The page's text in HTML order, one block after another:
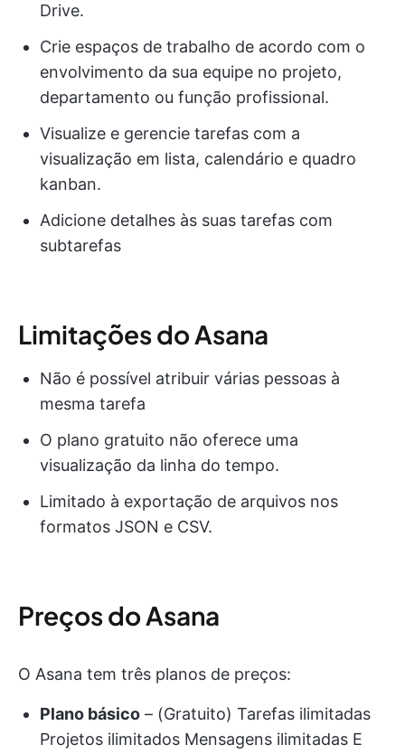
Drive.
Crie espaços de trabalho de acordo com o
envolvimento da sua equipe no projeto,
departamento ou função profissional.
Visualize e gerencie tarefas com a
visualização em lista, calendário e quadro
kanban.
Adicione detalhes às suas tarefas com
subtarefas
Limitações do Asana
Não é possível atribuir várias pessoas à
mesma tarefa
O plano gratuito não oferece uma
visualização da linha do tempo.
Limitado à exportação de arquivos nos
formatos JSON e CSV.
Preços do Asana
O Asana tem três planos de preços:
Plano básico – (Gratuito) Tarefas ilimitadas
Projetos ilimitados Mensagens ilimitadas E